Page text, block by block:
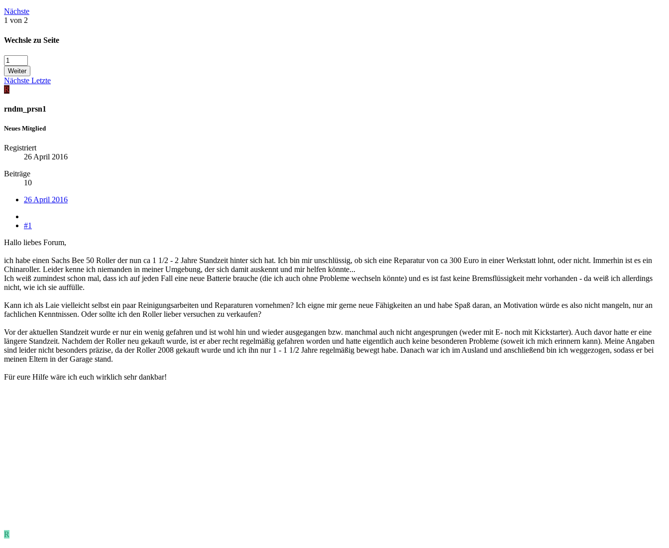
Nächste
1 von 2
Wechsle zu Seite
Weiter
Nächste Letzte
R
rndm_prsn1
Neues Mitglied
Registriert
26 April 2016
Beiträge
10
26 April 2016
#1
Hallo liebes Forum,
ich habe einen Sachs Bee 50 Roller der nun ca 1 1/2 - 2 Jahre Standzeit hinter sich hat. Ich bin mir unschlüssig, ob sich eine Reparatur von ca 300 Euro in einer Werkstatt lohnt, oder nicht. Immerhin ist es ein
Chinaroller. Leider kenne ich niemanden in meiner Umgebung, der sich damit auskennt und mir helfen könnte...
Ich weiß zumindest schon mal, dass ich auf jeden Fall eine neue Batterie brauche (die ich auch ohne Probleme wechseln könnte) und es ist fast keine Bremsflüssigkeit mehr vorhanden - da weiß ich allerdings
nicht, wie ich sie auffülle.
Kann ich als Laie vielleicht selbst ein paar Reinigungsarbeiten und Reparaturen vornehmen? Ich eigne mir gerne neue Fähigkeiten an und habe Spaß daran, an Motivation würde es also nicht mangeln, nur an
fachlichen Kenntnissen. Oder sollte ich den Roller lieber versuchen zu verkaufen?
Vor der aktuellen Standzeit wurde er nur ein wenig gefahren und ist wohl hin und wieder ausgegangen bzw. manchmal auch nicht angesprungen (weder mit E- noch mit Kickstarter). Auch davor hatte er eine
längere Standzeit. Nachdem der Roller neu gekauft wurde, ist er aber recht regelmäßig gefahren worden und hatte eigentlich auch keine besonderen Probleme (soweit ich mich erinnern kann). Meine Angaben
sind leider nicht besonders präzise, da der Roller 2008 gekauft wurde und ich ihn nur 1 - 1 1/2 Jahre regelmäßig bewegt habe. Danach war ich im Ausland und anschließend bin ich weggezogen, sodass er bei
meinen Eltern in der Garage stand.
Für eure Hilfe wäre ich euch wirklich sehr dankbar!
R